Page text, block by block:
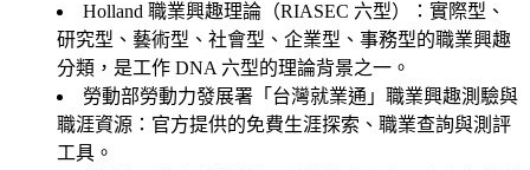
Holland 職業興趣理論（RIASEC 六型）
：實際型、
研究型、藝術型、社會型、企業型、事務型的職業興趣
分類，是工作 DNA 六型的理論背景之一。
勞動部勞動力發展署「台灣就業通」職業興趣測驗與
職涯資源 ：官方提供的免費生涯探索、職業查詢與測評
工具。